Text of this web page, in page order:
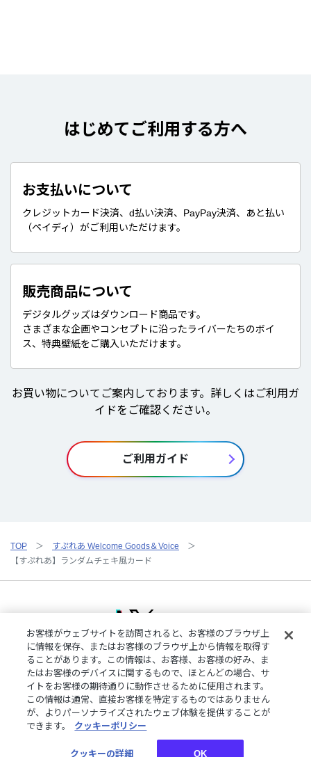
はじめてご利用する方へ
お支払いについて
クレジットカード決済、d払い決済、PayPay決済、あと払い
（ペイディ）がご利用いただけます。
販売商品について
デジタルグッズはダウンロード商品です。
さまざまな企画やコンセプトに沿ったライバーたちのボイ
ス、特典壁紙をご購入いただけます。
お買い物についてご案内しております。詳しくはご利用ガ
イドをご確認ください。
ご利用ガイド
TOP
すぷれあ Welcome Goods＆Voice
【すぷれあ】ランダムチェキ風カード
ご利用規約プライバシーポリシー
特定商取引法に基づく表記
ご利用ガイドよくある質問お問い合わせにじさんじ公式サイト
クッキーの詳細
©︎ANYCOLOR, Inc.
お客様がウェブサイトを訪問されると、お客様のブラウザ上
に情報を保存、またはお客様のブラウザ上から情報を取得す
ることがあります。この情報は、お客様、お客様の好み、ま
たはお客様のデバイスに関するもので、ほとんどの場合、サ
イトをお客様の期待通りに動作させるために使用されます。
この情報は通常、直接お客様を特定するものではありません
が、よりパーソナライズされたウェブ体験を提供することが
できます。
クッキーポリシー
クッキーの詳細 OK